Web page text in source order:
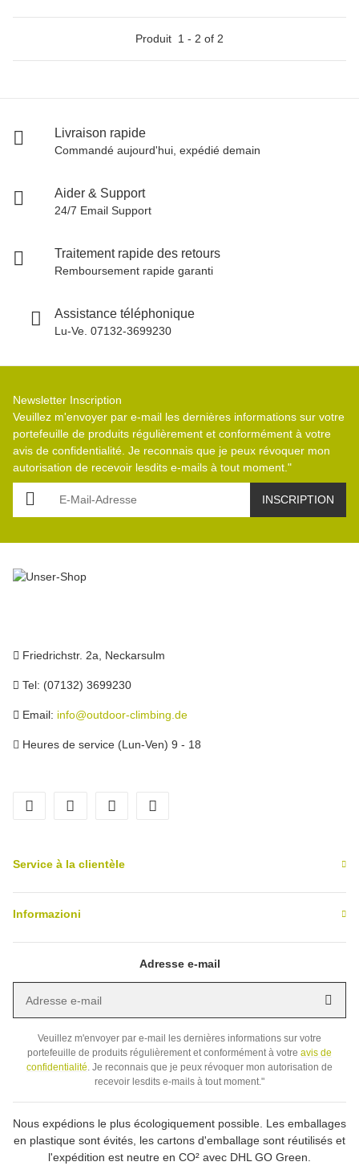
Produit 1 - 2 of 2
Livraison rapide
Commandé aujourd'hui, expédié demain
Aider & Support
24/7 Email Support
Traitement rapide des retours
Remboursement rapide garanti
Assistance téléphonique
Lu-Ve. 07132-3699230
Newsletter Inscription
Veuillez m'envoyer par e-mail les dernières informations sur votre
portefeuille de produits régulièrement et conformément à votre
avis de confidentialité . Je reconnais que je peux révoquer mon
autorisation de recevoir lesdits e-mails à tout moment."
E-Mail-Adresse
INSCRIPTION
Friedrichstr. 2a, Neckarsulm
Tel: (07132) 3699230
Email: info@outdoor-climbing.de
Heures de service (Lun-Ven) 9 - 18
facebookyoutube instagram
Service à la clientèle
Informazioni
Adresse e-mail
Veuillez m'envoyer par e-mail les dernières informations sur votre
portefeuille de produits régulièrement et conformément à votre avis de
confidentialité. Je reconnais que je peux révoquer mon autorisation de
recevoir lesdits e-mails à tout moment."
Nous expédions le plus écologiquement possible. Les emballages
en plastique sont évités, les cartons d'emballage sont réutilisés et
l'expédition est neutre en CO² avec DHL GO Green.